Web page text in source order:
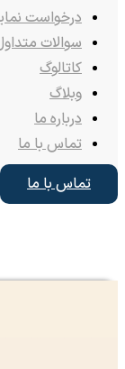
درخواست
سوالات
کاتالوگ
وبلاگ
درباره ما
تماس با ما
تماس با ما